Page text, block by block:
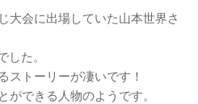
大会に出場していた山本世界さ
した。
ストーリーが凄いです！
ができる人物のようです。